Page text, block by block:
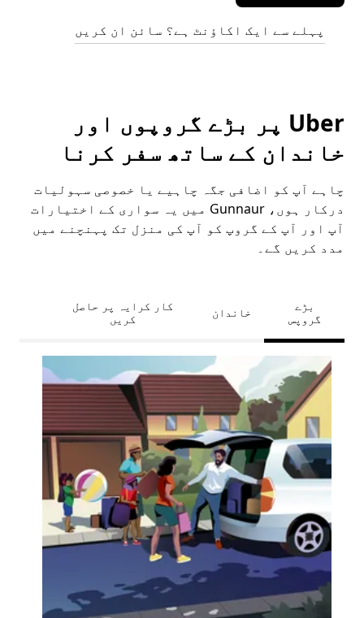
پہلے سے ایک اکاؤنٹ ہے؟ سائن ان کریں
Uber پر بڑے گروپوں اور
خاندان کے ساتھ سفر کرنا
چاہے آپ کو اضافی جگہ چاہیے یا خصوصی سہولیات
درکار ہوں، Gunnaur میں یہ سواری کے اختیارات
آپ اور آپ کے گروپ کو آپ کی منزل تک پہنچنے میں
مدد کریں گے۔
بڑے
گروپس
خاندان
کار کرایہ پر حاصل
کریں